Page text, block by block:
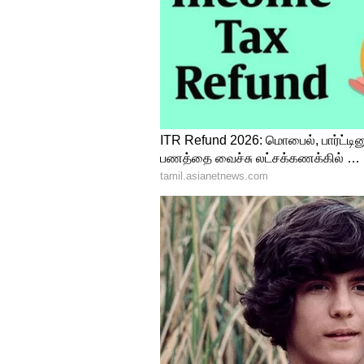
கதீஜா - ரியாசுதீன் ஷேக்
வாழ்த்துக்கள் குவிந்த
இன்ஸ்டாகிராமில் பகிர்ந்துள்ள
இதுதான்’ என
இசையமைப்பாளர்
என்பது குறிப்பிடத்தக்கது.
இதையும் படியுங்கள்...